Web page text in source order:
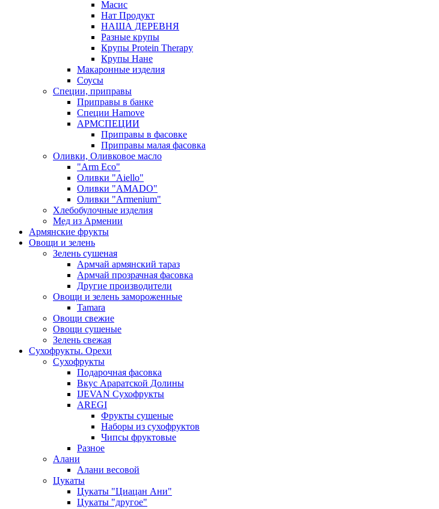
Масис
Нат Продукт
НАША ДЕРЕВНЯ
Разные крупы
Крупы Protein Therapy
Крупы Нане
Макаронные изделия
Соусы
Специи, приправы
Приправы в банке
Специи Hamove
АРМСПЕЦИИ
Приправы в фасовке
Приправы малая фасовка
Оливки, Оливковое масло
"Arm Eco"
Оливки "Aiello"
Оливки "AMADO"
Оливки "Armenium"
Хлебобулочные изделия
Мед из Армении
Армянские фрукты
Овощи и зелень
Зелень сушеная
Армчай армянский тараз
Армчай прозрачная фасовка
Другие производители
Овощи и зелень замороженные
Tamara
Овощи свежие
Овощи сушеные
Зелень свежая
Сухофрукты. Орехи
Сухофрукты
Подарочная фасовка
Вкус Араратской Долины
IJEVAN Сухофрукты
AREGI
Фрукты сушеные
Наборы из сухофруктов
Чипсы фруктовые
Разное
Алани
Алани весовой
Цукаты
Цукаты "Циацан Ани"
Цукаты "другое"